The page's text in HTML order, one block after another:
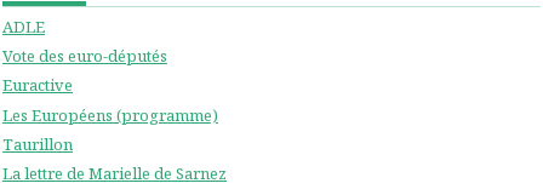
ADLE
Vote des euro-députés
Euractive
Les Européens (programme)
Taurillon
La lettre de Marielle de Sarnez